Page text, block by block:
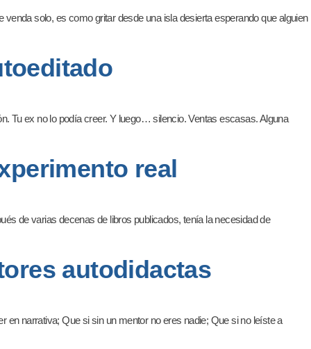
solo, es como gritar desde una isla desierta esperando que alguien
Tu ex no lo podía creer. Y luego… silencio. Ventas escasas. Alguna
real
de varias decenas de libros publicados, tenía la necesidad de
autodidactas
narrativa; Que si sin un mentor no eres nadie; Que si no leíste a